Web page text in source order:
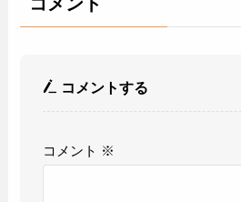
コメントする
コメント ※